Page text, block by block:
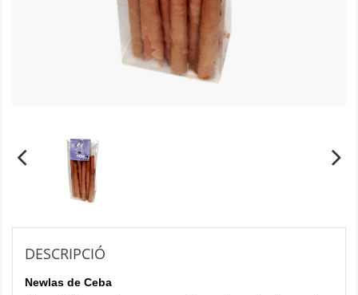
DESCRIPCIÓ
Newlas de Ceba